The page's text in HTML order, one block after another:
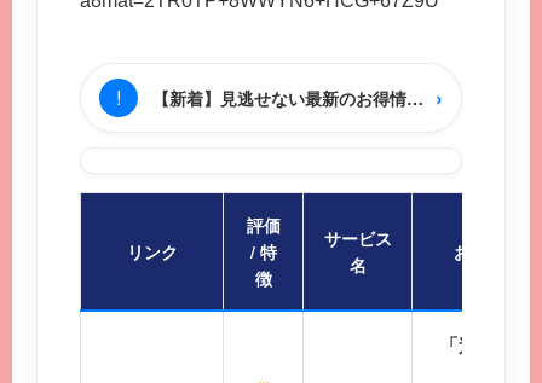
! 【新着】見逃せない最新のお得情報をチェック ›
リンク
評価
/ 特
徴
サービス
名
おすすめ
「迷った